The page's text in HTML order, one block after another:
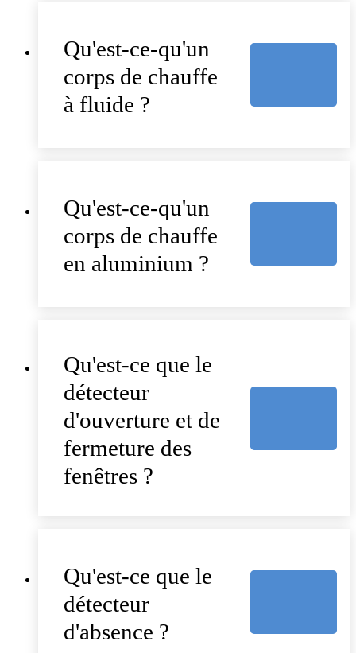
Qu'est-ce-qu'un
corps de chauffe
à fluide ?
Qu'est-ce-qu'un
corps de chauffe
en aluminium ?
Qu'est-ce que le
détecteur
d'ouverture et de
fermeture des
fenêtres ?
Qu'est-ce que le
détecteur
d'absence ?